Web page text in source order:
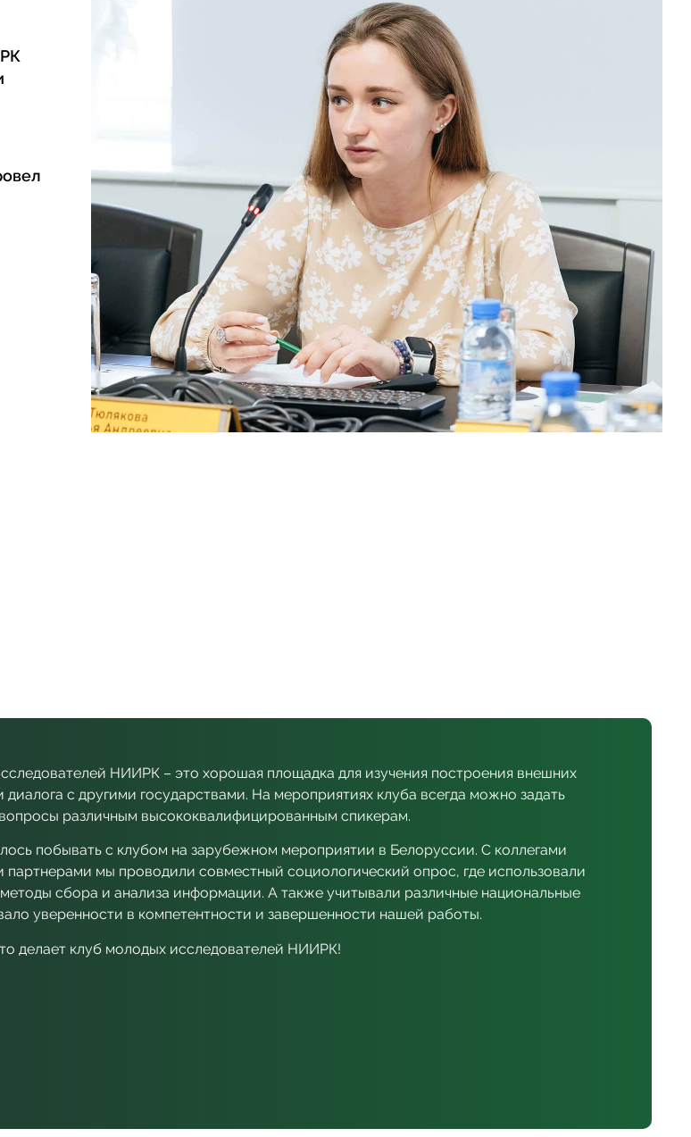
НИИРК – это хорошая площадка для изучения построения внешних
с другими государствами. На мероприятиях клуба всегда можно задать
различным высококвалифицированным спикерам.
побывать с клубом на зарубежном мероприятии в Белоруссии. С коллегами
партнерами мы проводили совместный социологический опрос, где использовали
сбора и анализа информации. А также учитывали различные национальные
уверенности в компетентности и завершенности нашей работы.
делает клуб молодых исследователей НИИРК!